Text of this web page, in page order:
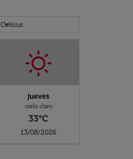
Weather unit option Celsius
Celsius
keyboard_arrow_down
jueves
cielo claro
33°C
13/08/2026